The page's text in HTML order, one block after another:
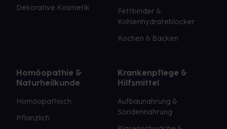
Dekorative Kosmetik
Fettbinder &
Kohlenhydrateblocker
Kochen & Backen
Homöopathie &
Naturheilkunde
Homöopathisch
Pflanzlich
Krankenpflege &
Hilfsmittel
Aufbaunahrung &
Sondennahrung